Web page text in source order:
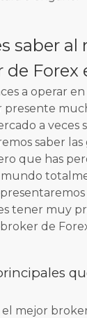
saber al
de Forex
a operar
presente
a veces
saber las
que has
tener muy
de
mejor